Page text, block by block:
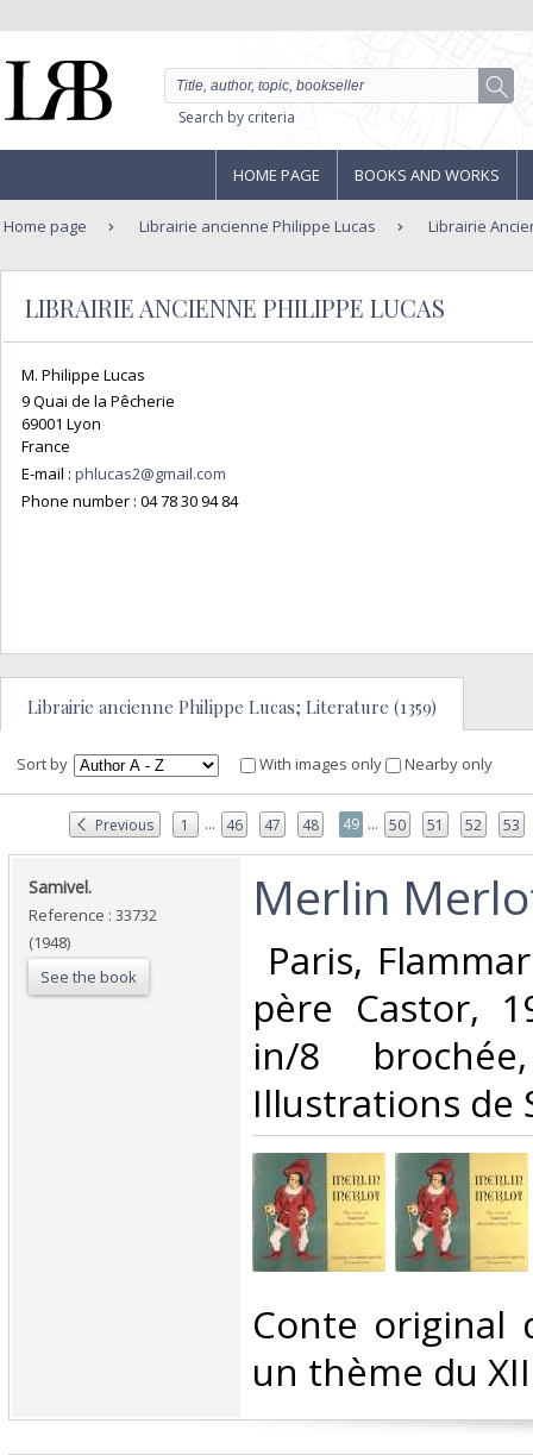
Search by criteria
HOME PAGE BOOKS AND WORKS
Home page Librairie ancienne Philippe Lucas Librairie
LIBRAIRIE ANCIENNE PHILIPPE LUCAS
M. Philippe Lucas
9 Quai de la Pêcherie
69001 Lyon
France
E-mail : phlucas2@gmail.com
Phone number : 04 78 30 94 84
Librairie ancienne Philippe Lucas; Literature (1359)
Sort by With images only Nearby only
Previous 1 ... 46 47 48 49 ... 50 51 52 53
‎Samivel.‎
Reference : 33732
(1948)
See the book
‎Merlin
Paris,
père Castor,
in/8
Illustrations de
‎Conte original
un thème du